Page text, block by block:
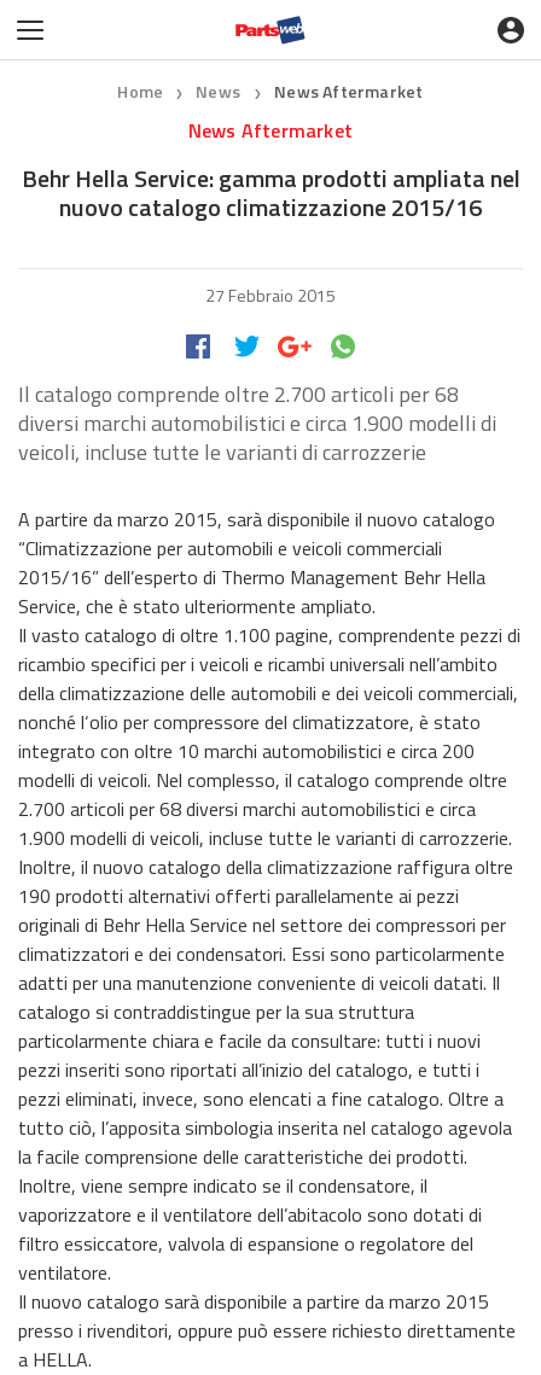
Home ❯ News ❯ News Aftermarket
News Aftermarket
Behr Hella Service: gamma prodotti ampliata nel
nuovo catalogo climatizzazione 2015/16
27 Febbraio 2015
Il catalogo comprende oltre 2.700 articoli per 68
diversi marchi automobilistici e circa 1.900 modelli di
veicoli, incluse tutte le varianti di carrozzerie
A partire da marzo 2015, sarà disponibile il nuovo catalogo
“Climatizzazione per automobili e veicoli commerciali
2015/16” dell’esperto di Thermo Management Behr Hella
Service, che è stato ulteriormente ampliato.
Il vasto catalogo di oltre 1.100 pagine, comprendente pezzi di
ricambio specifici per i veicoli e ricambi universali nell’ambito
della climatizzazione delle automobili e dei veicoli commerciali,
nonché l‘olio per compressore del climatizzatore, è stato
integrato con oltre 10 marchi automobilistici e circa 200
modelli di veicoli. Nel complesso, il catalogo comprende oltre
2.700 articoli per 68 diversi marchi automobilistici e circa
1.900 modelli di veicoli, incluse tutte le varianti di carrozzerie.
Inoltre, il nuovo catalogo della climatizzazione raffigura oltre
190 prodotti alternativi offerti parallelamente ai pezzi
originali di Behr Hella Service nel settore dei compressori per
climatizzatori e dei condensatori. Essi sono particolarmente
adatti per una manutenzione conveniente di veicoli datati. Il
catalogo si contraddistingue per la sua struttura
particolarmente chiara e facile da consultare: tutti i nuovi
pezzi inseriti sono riportati all’inizio del catalogo, e tutti i
pezzi eliminati, invece, sono elencati a fine catalogo. Oltre a
tutto ciò, l’apposita simbologia inserita nel catalogo agevola
la facile comprensione delle caratteristiche dei prodotti.
Inoltre, viene sempre indicato se il condensatore, il
vaporizzatore e il ventilatore dell’abitacolo sono dotati di
filtro essiccatore, valvola di espansione o regolatore del
ventilatore.
Il nuovo catalogo sarà disponibile a partire da marzo 2015
presso i rivenditori, oppure può essere richiesto direttamente
a HELLA.